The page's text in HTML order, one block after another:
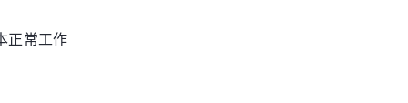
正常工作